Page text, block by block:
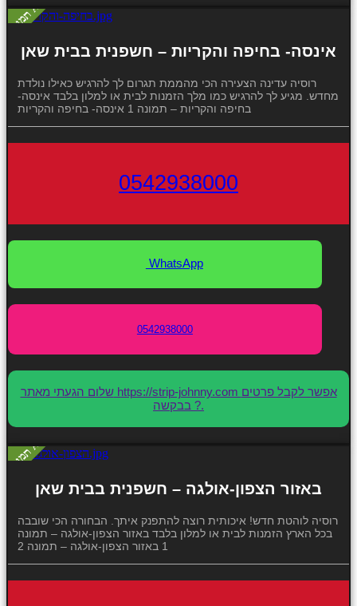
אינסה- בחיפה והקריות – חשפנית בבית שאן
רוסיה עדינה הצעירה הכי מהממת תגרום לך להרגיש כאילו נולדת
מחדש. מגיע לך להרגיש כמו מלך הזמנות לבית או למלון בלבד אינסה-
בחיפה והקריות – תמונה 1 אינסה- בחיפה והקריות
0542938000
WhatsApp
0542938000
שלום הגעתי מאתר https://strip-johnny.com אפשר לקבל פרטים
בבקשה ?.
באזור הצפון-אולגה – חשפנית בבית שאן
רוסיה לוהטת חדש! איכותית רוצה להתפנק איתך. הבחורה הכי שובבה
בכל הארץ הזמנות לבית או למלון בלבד באזור הצפון-אולגה – תמונה
1 באזור הצפון-אולגה – תמונה 2